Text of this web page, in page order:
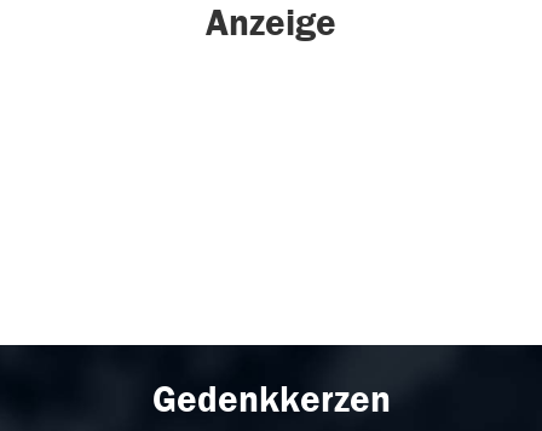
Anzeige
Gedenkkerzen